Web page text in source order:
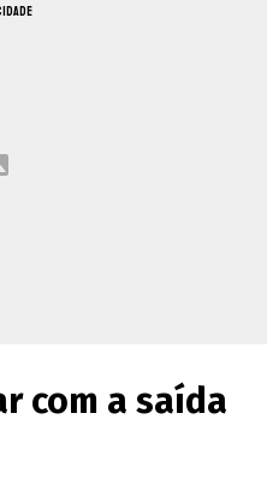
com a saída